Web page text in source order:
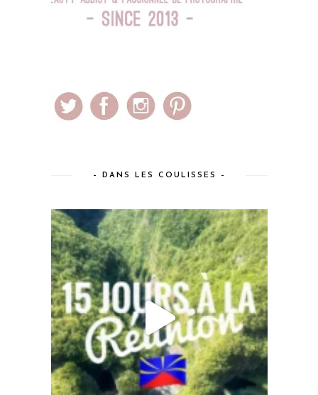
– DANS LES COULISSES –